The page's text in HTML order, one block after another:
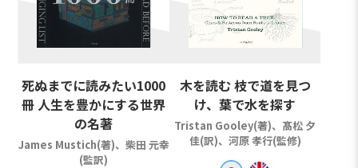
死ぬまでに読みたい1000
冊 人生を豊かにする世界
の名著
James Mustich(著)、柴田 元幸
(監訳)
木を読む 枝で道を見つ
け、葉で水を探す
Tristan Gooley(著)、髙松 夕
佳(訳)、河原 孝行(監修)